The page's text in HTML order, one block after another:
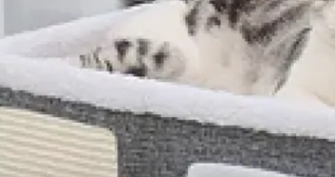
ДЛЯ
ДОМ
И